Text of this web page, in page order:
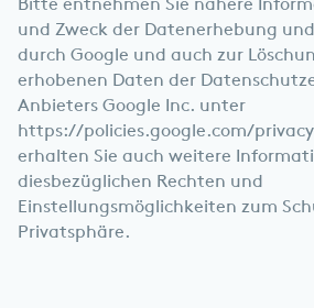
und Zweck der Datenerhebung
durch Google und auch zur
erhobenen Daten der
Anbieters Google Inc. unter
https://policies.google.com/
erhalten Sie auch weitere
diesbezüglichen Rechten und
Einstellungsmöglichkeiten zum
Privatsphäre.